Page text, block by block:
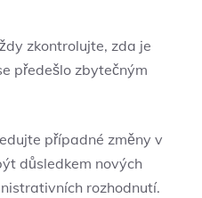
zkontrolujte, zda je
předešlo zbytečným
případné změny v
důsledkem nových
rozhodnutí.